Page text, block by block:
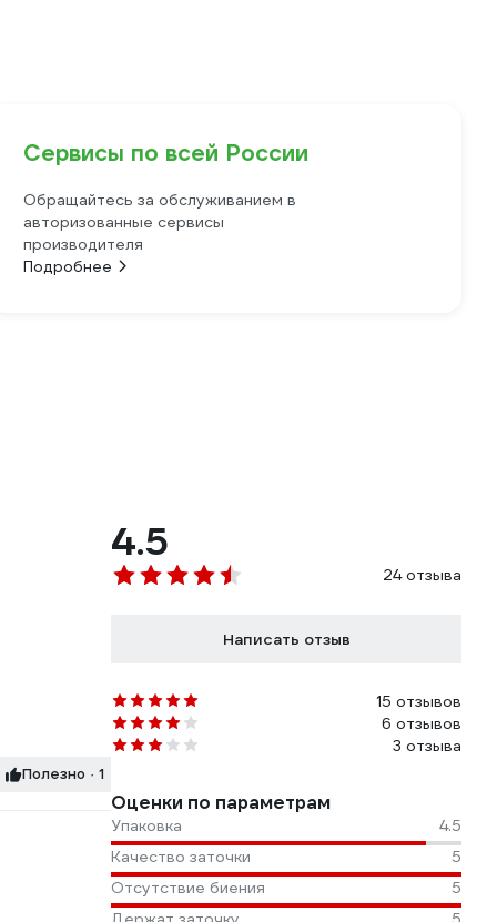
Сервисы по всей России
Обращайтесь за обслуживанием в
авторизованные сервисы
производителя
Подробнее
4.5
24 отзыва
Написать отзыв
15 отзывов
6 отзывов
3 отзыва
Оценки по параметрам
Упаковка
4.5
Качество заточки
5
Отсутствие биения
5
Полезно · 1